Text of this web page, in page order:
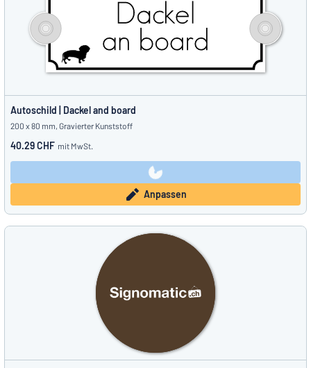
Autoschild | Dackel and board
200 x 80 mm, Gravierter Kunststoff
40.29 CHF mit MwSt.
Anpassen